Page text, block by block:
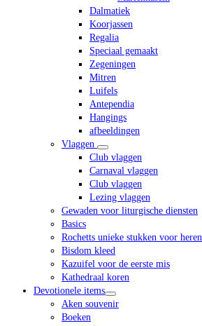
Dalmatiek
Koorjassen
Regalia
Speciaal gemaakt
Zegeningen
Mitren
Luifels
Antependia
Hangings
afbeeldingen
Vlaggen
Club vlaggen
Carnaval vlaggen
Club vlaggen
Lezing vlaggen
Gewaden voor liturgische diensten
Basics
Rochetts unieke stukken voor heren
Bisdom kleed
Kazuifel voor de eerste mis
Kathedraal koren
Devotionele items
Aken souvenir
Boeken